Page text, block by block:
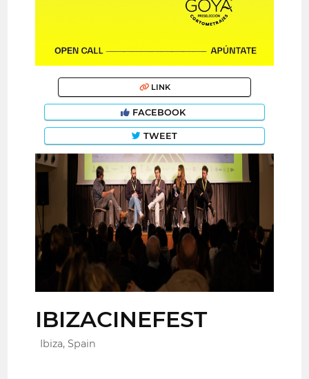
LINK
FACEBOOK
TWEET
IBIZACINEFEST
Ibiza, Spain